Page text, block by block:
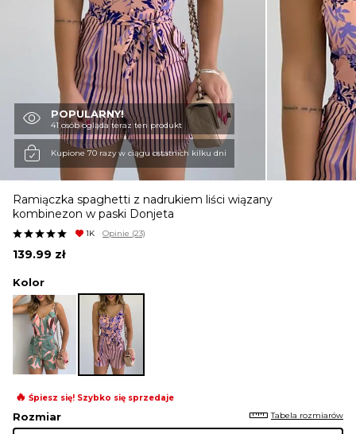
MODA PLAŻOWA
KURTKI I PŁASZCZE
SPÓDNICE
KOMBINEZONY
DRESY
MARYNARKI
POPULARNY!
41 osób ogląda teraz ten produkt
Kupione 70 razy w ciągu ostatnich kilku dni
Ramiączka spaghetti z nadrukiem liści wiązany
kombinezon w paski Donjeta
1K Opinie (23)
139.99 zł
Kolor
🔥 Śpiesz się! Szybko się sprzedaje
Rozmiar Tabela rozmiarów